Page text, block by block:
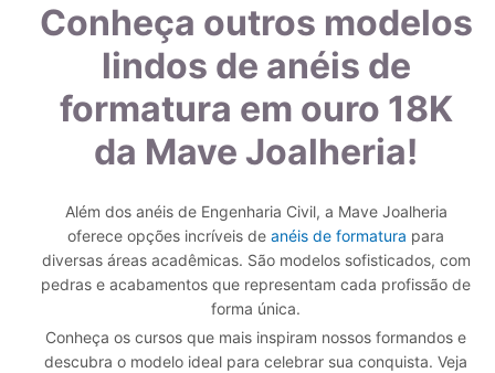
Conheça outros modelos
lindos de anéis de
formatura em ouro 18K
da Mave Joalheria!
Além dos anéis de Engenharia Civil, a Mave Joalheria
oferece opções incríveis de anéis de formatura para
diversas áreas acadêmicas. São modelos sofisticados, com
pedras e acabamentos que representam cada profissão de
forma única.
Conheça os cursos que mais inspiram nossos formandos e
descubra o modelo ideal para celebrar sua conquista. Veja